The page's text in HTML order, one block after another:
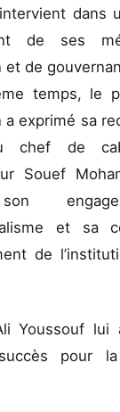
dans
de ses
et de
temps, le
a exprimé sa
chef de
Souef
et sa
de
Youssouf lui
pour